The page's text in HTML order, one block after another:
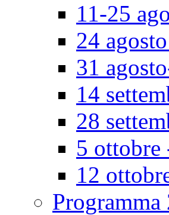
11-25
24
31
14
28
5 ottobre
12
Programma